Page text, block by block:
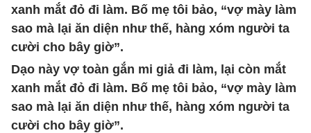
xanh mắt đỏ đi làm. Bố mẹ tôi bảo, “vợ mày làm
sao mà lại ăn diện như thế, hàng xóm người ta
cười cho bây giờ”.
Dạo này vợ toàn gắn mi giả đi làm, lại còn mắt
xanh mắt đỏ đi làm. Bố mẹ tôi bảo, “vợ mày làm
sao mà lại ăn diện như thế, hàng xóm người ta
cười cho bây giờ”.